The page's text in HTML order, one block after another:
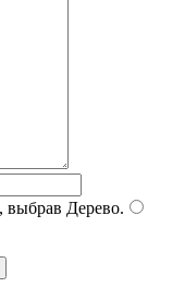
выбрав Дерево.